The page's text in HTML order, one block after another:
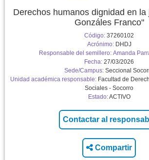
Derechos humanos dignidad en
Gonzáles Franco"
Código: 37260102
Acrónimo:DHDJ
Responsable del semillero: Amanda
Fecha: 27/03/2026
Sede/Campus: Seccional
Unidad académica responsable: Facultad de
Sociales - Socorro
Estado:ACTIVO
Compartir